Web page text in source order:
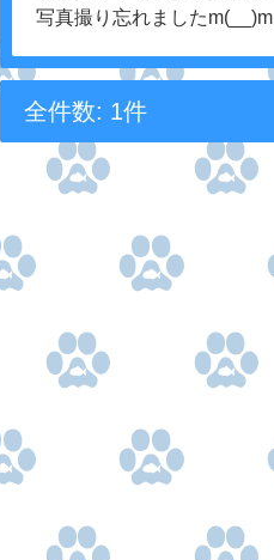
写真撮り忘れましたm(__)m
全件数: 1件